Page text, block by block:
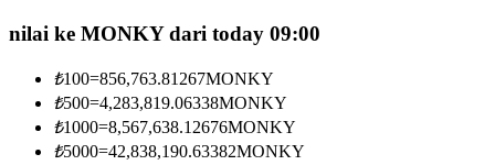
Informasi
Analisis data besar termasuk info perdagangan, dll.
nilai ke MONKY dari today 09:00
₺100=856,763.81267MONKY
₺500=4,283,819.06338MONKY
₺1000=8,567,638.12676MONKY
₺5000=42,838,190.63382MONKY